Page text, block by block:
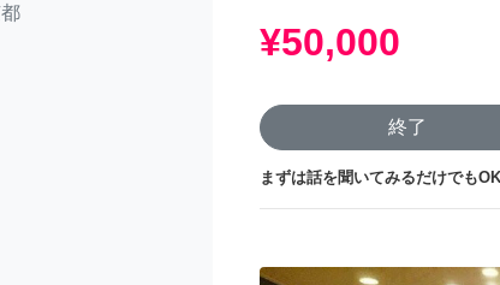
¥50,000
終了
まずは話を聞いてみるだけでも